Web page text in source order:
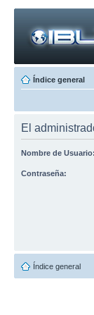
Índice general
El
Nombre de Usuario:
Contraseña:
Índice general